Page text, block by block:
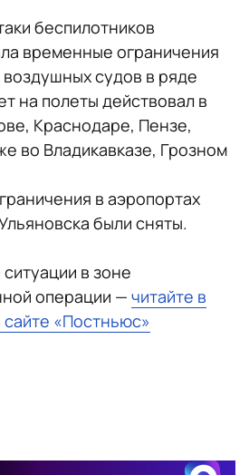
беспилотников
временные ограничения
судов в ряде
на полеты действовал в
Краснодаре, Пензе,
во Владикавказе, Грозном
в аэропортах
были сняты.
в зоне
операции — читайте в
«Постньюс»